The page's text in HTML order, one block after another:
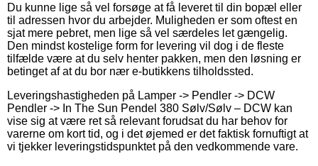
Du kunne lige så vel forsøge at få leveret til din bopæl eller
til adressen hvor du arbejder. Muligheden er som oftest en
sjat mere pebret, men lige så vel særdeles let gængelig.
Den mindst kostelige form for levering vil dog i de fleste
tilfælde være at du selv henter pakken, men den løsning er
betinget af at du bor nær e-butikkens tilholdssted.
Leveringshastigheden på Lamper -> Pendler -> DCW
Pendler -> In The Sun Pendel 380 Sølv/Sølv – DCW kan
vise sig at være ret så relevant forudsat du har behov for
varerne om kort tid, og i det øjemed er det faktisk fornuftigt at
vi tjekker leveringstidspunktet på den vedkommende vare.